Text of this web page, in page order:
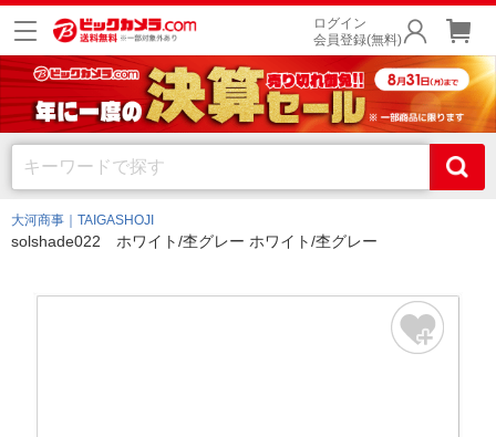
ログイン
会員登録(無料)
大河商事｜TAIGASHOJI
solshade022 ホワイト/杢グレー ホワイト/杢グレー